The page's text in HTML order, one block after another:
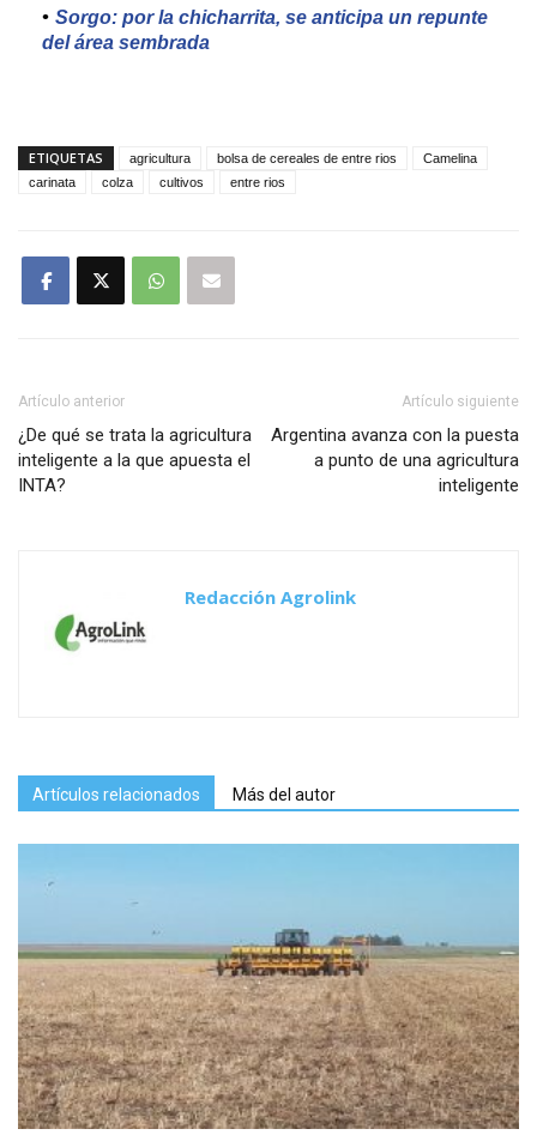
Sorgo: por la chicharrita, se anticipa un repunte
del área sembrada
ETIQUETAS agricultura bolsa de cereales de entre rios
Camelina
carinata
colza cultivos entre rios
Artículo anterior
¿De qué se trata la agricultura
inteligente a la que apuesta el
INTA?
Artículo siguiente
Argentina avanza con la puesta
a punto de una agricultura
inteligente
Redacción Agrolink
Artículos relacionados Más del autor